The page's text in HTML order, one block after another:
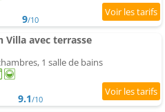
9/10
Villa avec terrasse
1 salle de bains
9.1/10